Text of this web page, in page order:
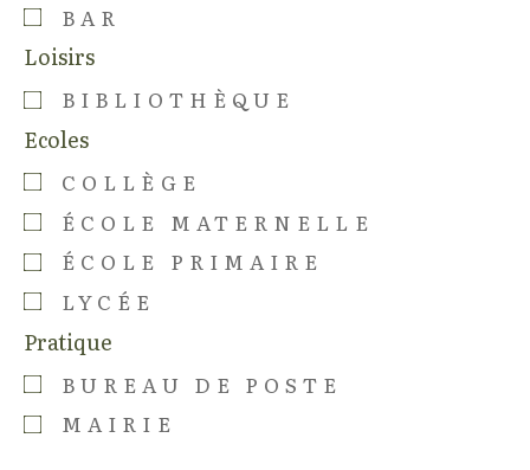
BAR
Loisirs
BIBLIOTHÈQUE
Ecoles
COLLÈGE
ÉCOLE MATERNELLE
ÉCOLE PRIMAIRE
LYCÉE
Pratique
BUREAU DE POSTE
MAIRIE